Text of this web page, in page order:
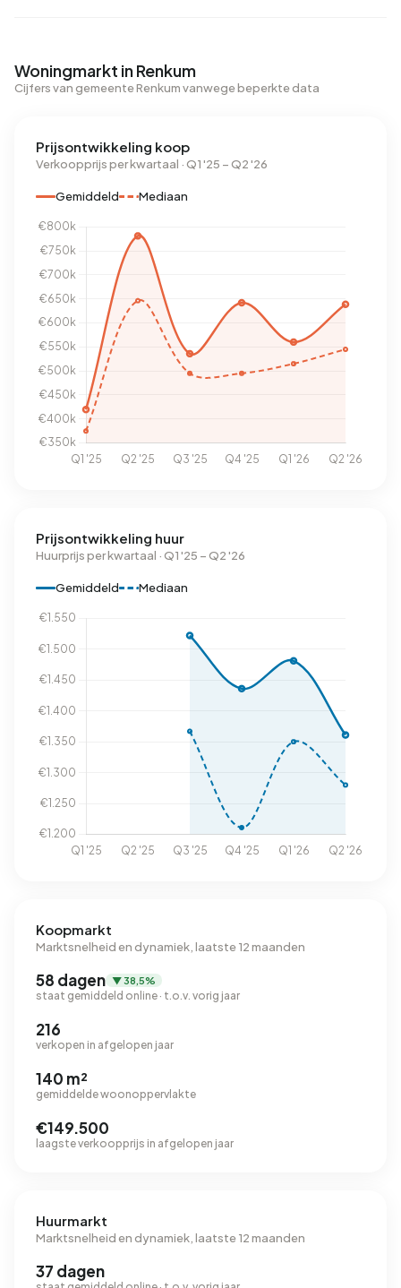
Woningmarkt in Renkum
Cijfers van gemeente Renkum vanwege beperkte data
Prijsontwikkeling koop
Verkoopprijs per kwartaal · Q1 '25 – Q2 '26
Gemiddeld Mediaan
Prijsontwikkeling huur
Huurprijs per kwartaal · Q1 '25 – Q2 '26
Gemiddeld Mediaan
Koopmarkt
Marktsnelheid en dynamiek, laatste 12 maanden
58 dagen ▼ 38,5%
staat gemiddeld online · t.o.v. vorig jaar
216
verkopen in afgelopen jaar
140 m²
gemiddelde woonoppervlakte
€149.500
laagste verkoopprijs in afgelopen jaar
Huurmarkt
Marktsnelheid en dynamiek, laatste 12 maanden
37 dagen